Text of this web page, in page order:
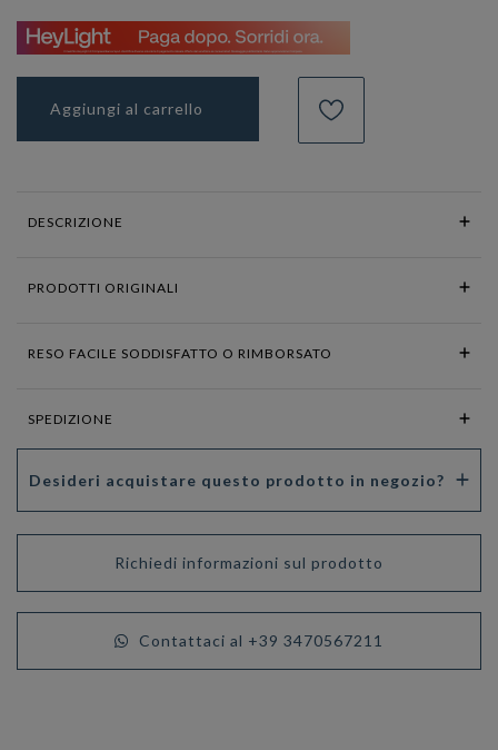
Aggiungi al carrello
DESCRIZIONE
PRODOTTI ORIGINALI
RESO FACILE SODDISFATTO O RIMBORSATO
SPEDIZIONE
Desideri acquistare questo prodotto in negozio?
Richiedi informazioni sul prodotto
Contattaci al +39 3470567211